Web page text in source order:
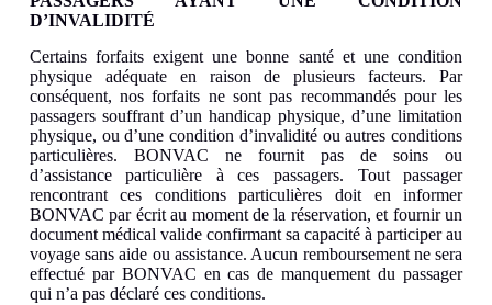
D’INVALIDITÉ
Certains forfaits exigent une bonne santé et une condition
physique adéquate en raison de plusieurs facteurs. Par
conséquent, nos forfaits ne sont pas recommandés pour les
passagers souffrant d’un handicap physique, d’une limitation
physique, ou d’une condition d’invalidité ou autres conditions
particulières. BONVAC ne fournit pas de soins ou
d’assistance particulière à ces passagers. Tout passager
rencontrant ces conditions particulières doit en informer
BONVAC par écrit au moment de la réservation, et fournir un
document médical valide confirmant sa capacité à participer au
voyage sans aide ou assistance. Aucun remboursement ne sera
effectué par BONVAC en cas de manquement du passager
qui n’a pas déclaré ces conditions.